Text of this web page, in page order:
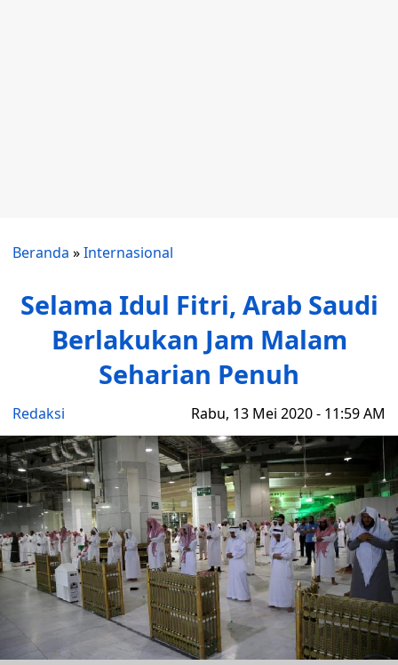
Beranda »Internasional
Selama Idul Fitri, Arab Saudi
Berlakukan Jam Malam
Seharian Penuh
Redaksi Rabu, 13 Mei 2020 - 11:59 AM